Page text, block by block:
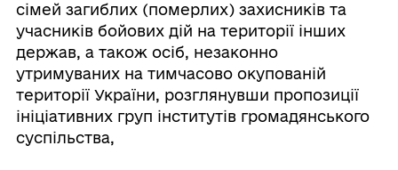
сімей загиблих (померлих) захисників та
учасників бойових дій на території інших
держав, а також осіб, незаконно
утримуваних на тимчасово окупованій
території України, розглянувши пропозиції
ініціативних груп інститутів громадянського
суспільства,